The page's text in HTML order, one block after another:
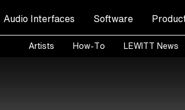
Audio Interfaces Software
Artists How-To LEWITT News